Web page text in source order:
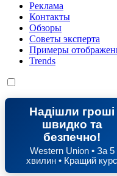
Реклама
Контакты
Обзоры
Советы эксперта
Примеры
Trends
Надішли гроші
швидко та
безпечно!
Western Union • За 5
хвилин • Кращий курс